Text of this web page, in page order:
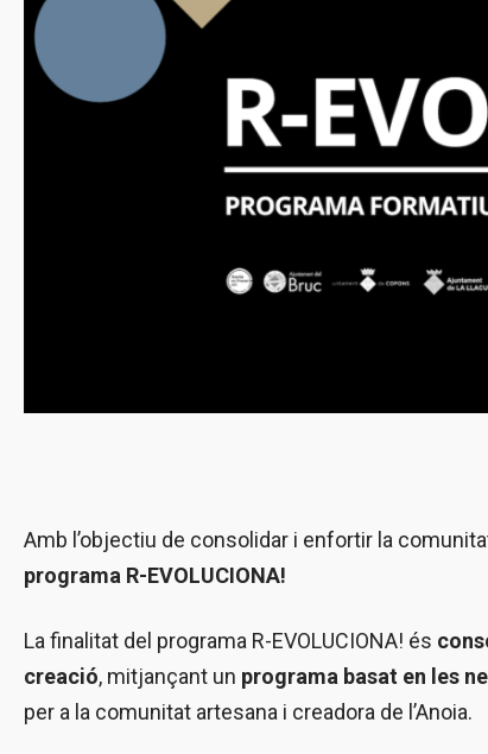
Amb l’objectiu de consolidar i enfortir la
programa R-EVOLUCIONA!
La finalitat del programa R-EVOLUCIONA! és
creació, mitjançant un programa basat en les
per a la comunitat artesana i creadora de l’Anoia.